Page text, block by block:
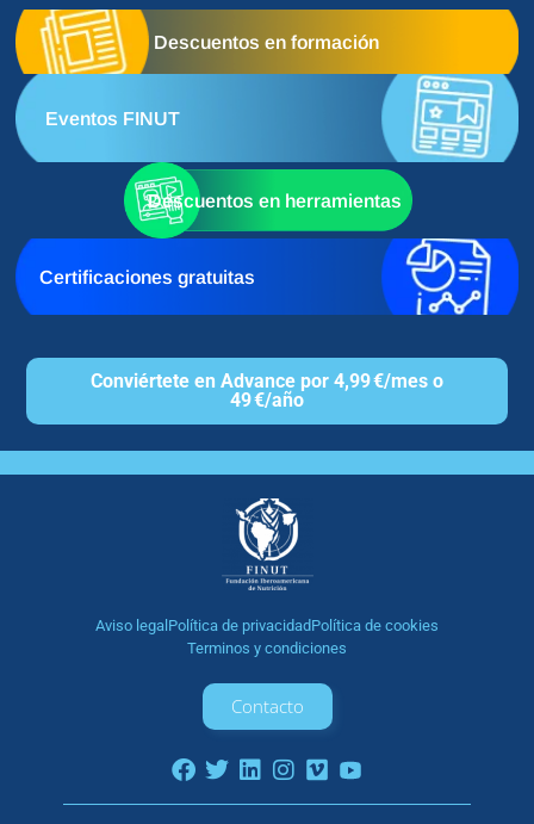
Descuentos en formación
Eventos FINUT
Descuentos en herramientas
Certificaciones gratuitas
Conviértete en Advance por 4,99 €/mes o
49 €/año
Aviso legal Política de privacidadPolítica de cookies
Terminos y condiciones
Contacto